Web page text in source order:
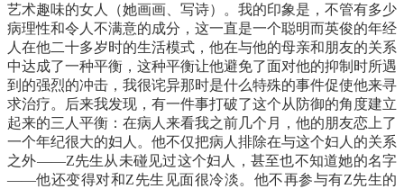
艺术趣味的女人（她画画、写诗）。我的印象是，不管有多少
病理性和令人不满意的成分，这一直是一个聪明而英俊的年经
人在他二十多岁时的生活模式，他在与他的母亲和朋友的关系
中达成了一种平衡，这种平衡让他避免了面对他的抑制时所遇
到的强烈的冲击，我很诧异那时是什么特殊的事件促使他来寻
求治疗。后来我发现，有一件事打破了这个从防御的角度建立
起来的三人平衡：在病人来看我之前几个月，他的朋友恋上了
一个年纪很大的妇人。他不仅把病人排除在与这个妇人的关系
之外——Z先生从未碰见过这个妇人，甚至也不知道她的名字
——他还变得对和Z先生见面很冷淡。他不再参与有Z先生的